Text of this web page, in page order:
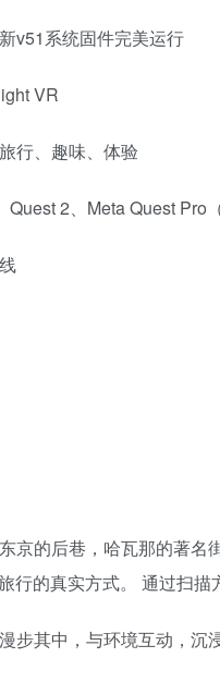
v51系统固件完美运行
VR
行、趣味、体验
Quest 2、Meta Quest Pro
京的后巷，哈瓦那的著
行的真实方式。 通过扫
步其中，与环境互动，沉